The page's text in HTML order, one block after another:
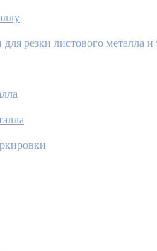
резки листового металла и